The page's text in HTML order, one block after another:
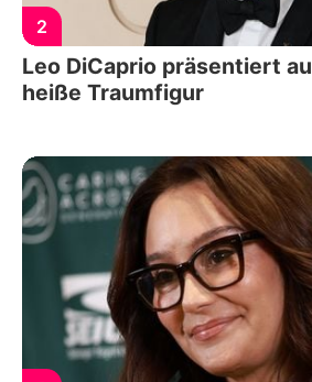
2
Leo DiCaprio präsentiert
heiße Traumfigur